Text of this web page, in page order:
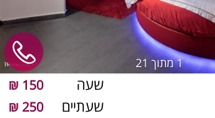
1מתוך 21
שעה 150 ₪
שעתיים 250 ₪